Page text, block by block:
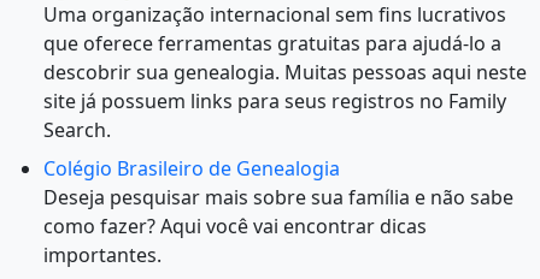
Uma organização internacional sem fins lucrativos
que oferece ferramentas gratuitas para ajudá-lo a
descobrir sua genealogia. Muitas pessoas aqui neste
site já possuem links para seus registros no Family
Search.
Colégio Brasileiro de Genealogia
Deseja pesquisar mais sobre sua família e não sabe
como fazer? Aqui você vai encontrar dicas
importantes.